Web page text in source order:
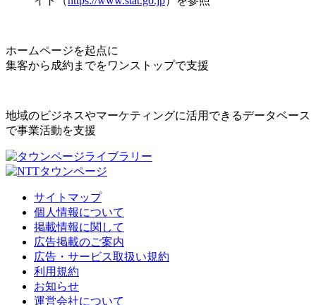
ホームページを起点に
集客から成約までをワンストップで支援
地域のビジネスやマーケティングに活用できるデータベース
で事業活動を支援
サイトマップ
個人情報について
掲載情報に関して
広告掲載のご案内
広告・サービス取扱い規約
利用規約
お知らせ
運営会社について